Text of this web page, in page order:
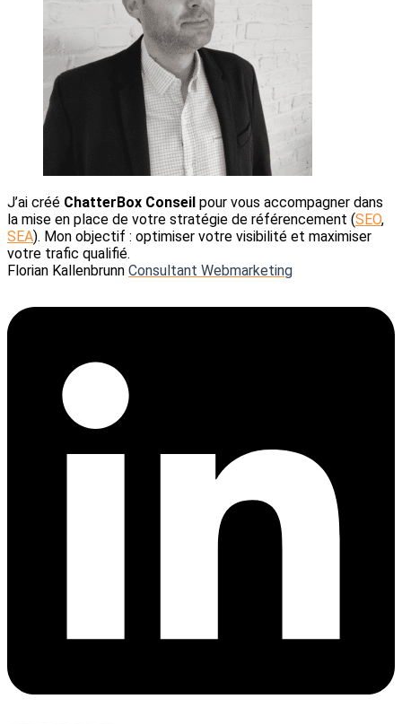
J’ai créé ChatterBox Conseil pour vous accompagner dans
la mise en place de votre stratégie de référencement (SEO,
SEA). Mon objectif : optimiser votre visibilité et maximiser
votre trafic qualifié.
Florian Kallenbrunn Consultant Webmarketing